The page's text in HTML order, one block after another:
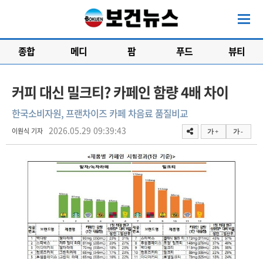
종합 메디 팜 푸드 뷰티
커피 대신 밀크티? 카페인 함량 4배 차이
한국소비자원, 프랜차이즈 카페 차음료 품질비교
이원식 기자 2026.05.29 09:39:43 가 + 가 -